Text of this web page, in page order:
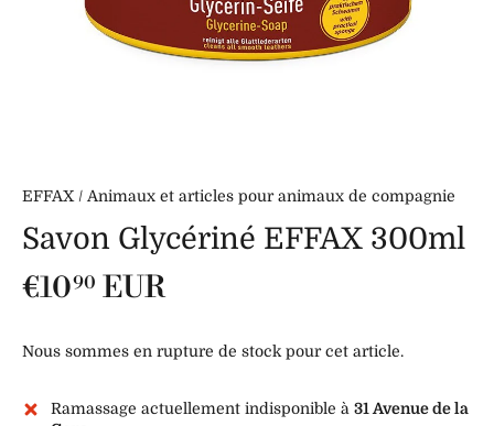
EFFAX/ Animaux et articles pour animaux de compagnie
Savon Glycériné EFFAX 300ml
€1090 EUR
Nous sommes en rupture de stock pour cet article.
Ramassage actuellement indisponible à 31 Avenue de la